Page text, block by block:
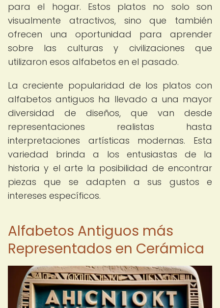
para el hogar. Estos platos no solo son
visualmente atractivos, sino que también
ofrecen una oportunidad para aprender
sobre las culturas y civilizaciones que
utilizaron esos alfabetos en el pasado.
La creciente popularidad de los platos con
alfabetos antiguos ha llevado a una mayor
diversidad de diseños, que van desde
representaciones realistas hasta
interpretaciones artísticas modernas. Esta
variedad brinda a los entusiastas de la
historia y el arte la posibilidad de encontrar
piezas que se adapten a sus gustos e
intereses específicos.
Alfabetos Antiguos más
Representados en Cerámica